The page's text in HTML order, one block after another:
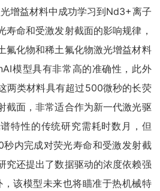
增益材料中成功学习到Nd3+离子
寿命和受激发射截面的影响规律，
氟化物和稀土氟化物激光增益材料
模型具有非常高的准确性，此外
两类材料具有超过500微秒的长荧
截面，非常适合作为新一代激光驱
特性的传统研究需耗时数月，但
内完成对荧光寿命和受激发射截
究还提出了数据驱动的浓度依赖强
该模型未来也将瞄准于热机械特